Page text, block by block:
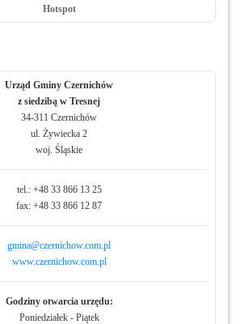
Hotspot
Urząd Gminy Czernichów
z siedzibą w Tresnej
34-311 Czernichów
ul. Żywiecka 2
woj. Śląskie
tel.: +48 33 866 13 25
fax: +48 33 866 12 87
gmina@czernichow.com.pl
www.czernichow.com.pl
Godziny otwarcia urzędu:
Poniedziałek - Piątek